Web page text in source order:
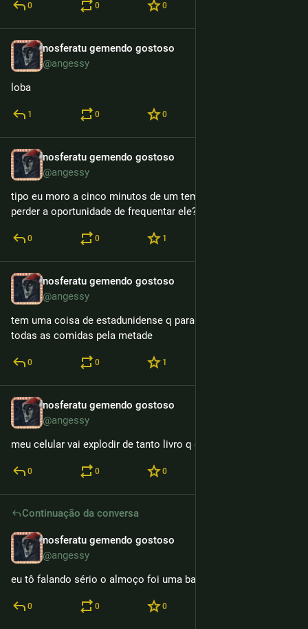
0 0 0
nosferatu gemendo gostoso
@angessy
loba
1 0 0
nosferatu gemendo gostoso
@angessy
tipo eu moro a cinco minutos de um templo budista pq eu iria
perder a oportunidade de frequentar ele?
0 0 1
nosferatu gemendo gostoso
@angessy
tem uma coisa de estadunidense q parace que eles comem
todas as comidas pela metade
0 0 1
nosferatu gemendo gostoso
@angessy
meu celular vai explodir de tanto livro q eu baixo
0 0 0
Continuação da conversa
nosferatu gemendo gostoso
@angessy
eu tô falando sério o almoço foi uma batalha fortíssima
0 0 0